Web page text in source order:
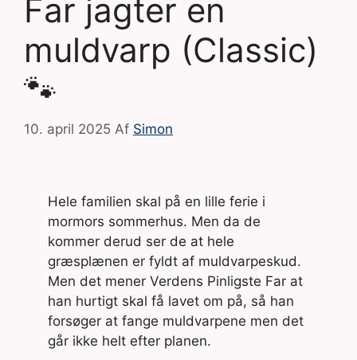
Far jagter en
muldvarp (Classic)
🐾
10. april 2025 Af Simon
Hele familien skal på en lille ferie i
mormors sommerhus. Men da de
kommer derud ser de at hele
græsplænen er fyldt af muldvarpeskud.
Men det mener Verdens Pinligste Far at
han hurtigt skal få lavet om på, så han
forsøger at fange muldvarpene men det
går ikke helt efter planen.